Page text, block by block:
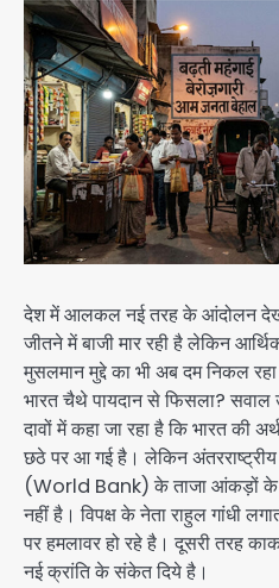
देश में आलकल नई तरह के आंदोलन
जीतने में बाजी मार रही है लेकिन
मुसलमान मुद्दे का भी अब दम निकल
भारत चैथे पायदान से फिसला?
दावों में कहा जा रहा है कि भारत की
छठे पर आ गई है। लेकिन
(World Bank) के ताजा आंकड़ों के
नहीं है। विपक्ष के नेता राहुल गांधी
पर हमलावर हो रहे है। दूसरी तरह
नई क्रांति के संकेत दिये है।